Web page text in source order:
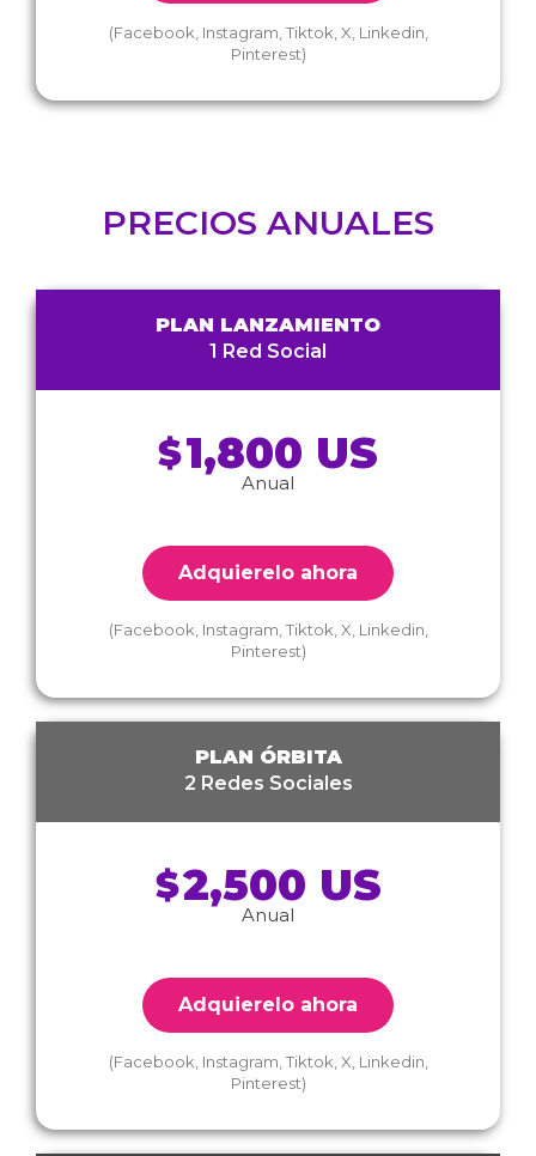
(Facebook, Instagram, Tiktok, X, Linkedin,
Pinterest)
PRECIOS ANUALES
PLAN LANZAMIENTO
1 Red Social
$1,800 US
Anual
Adquierelo ahora
(Facebook, Instagram, Tiktok, X, Linkedin,
Pinterest)
PLAN ÓRBITA
2 Redes Sociales
$2,500 US
Anual
Adquierelo ahora
(Facebook, Instagram, Tiktok, X, Linkedin,
Pinterest)